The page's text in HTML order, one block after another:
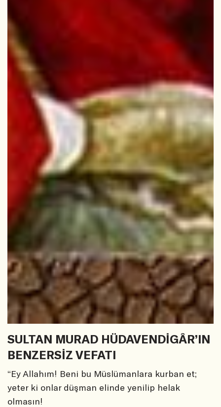
SULTAN MURAD HÜDAVENDİGÂR’IN
BENZERSİZ VEFATI
“Ey Allahım! Beni bu Müslümanlara kurban et;
yeter ki onlar düşman elinde yenilip helak
olmasın!